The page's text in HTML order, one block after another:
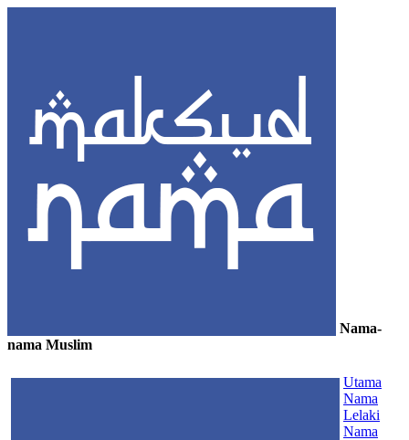
Nama-
nama Muslim
Utama
Nama
Lelaki
Nama